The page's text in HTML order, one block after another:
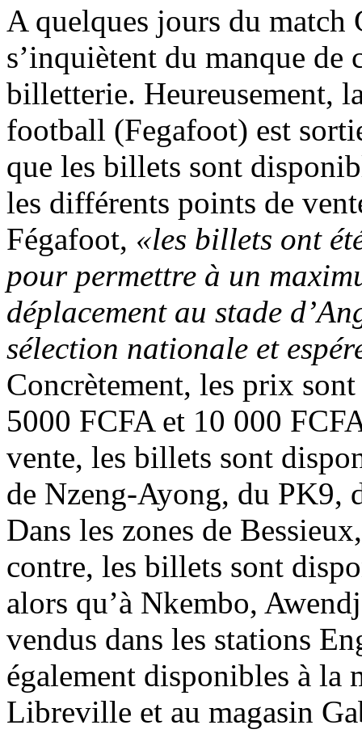
A quelques jours du match
s’inquiètent du manque
billetterie. Heureusement,
football (Fegafoot) est
que les billets sont
les différents points de
Fégafoot, «les billets ont
pour permettre à un
déplacement au stade
sélection nationale et
Concrètement, les prix
5000 FCFA et 10 000
vente, les billets sont
de Nzeng-Ayong, du PK9,
Dans les zones de
contre, les billets sont
alors qu’à Nkembo,
vendus dans les stations
également disponibles à la
Libreville et au magasin